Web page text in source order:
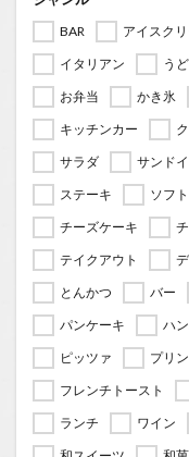
BAR アイスク
イタリアン
う
お弁当
かき氷
キッチンカー
サラダ
サンド
ステーキ
ソフ
チーズケーキ
テイクアウト
とんかつ
バー
パンケーキ
ハ
ピッツァ
プリン
フレンチトースト
ランチ
ワイン